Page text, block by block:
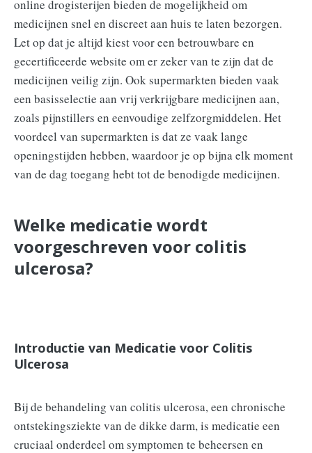
online drogisterijen bieden de mogelijkheid om
medicijnen snel en discreet aan huis te laten bezorgen.
Let op dat je altijd kiest voor een betrouwbare en
gecertificeerde website om er zeker van te zijn dat de
medicijnen veilig zijn. Ook supermarkten bieden vaak
een basisselectie aan vrij verkrijgbare medicijnen aan,
zoals pijnstillers en eenvoudige zelfzorgmiddelen. Het
voordeel van supermarkten is dat ze vaak lange
openingstijden hebben, waardoor je op bijna elk moment
van de dag toegang hebt tot de benodigde medicijnen.
Welke medicatie wordt
voorgeschreven voor colitis
ulcerosa?
Introductie van Medicatie voor Colitis
Ulcerosa
Bij de behandeling van colitis ulcerosa, een chronische
ontstekingsziekte van de dikke darm, is medicatie een
cruciaal onderdeel om symptomen te beheersen en